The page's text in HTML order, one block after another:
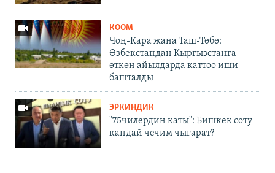
КООМ
Чоң-Кара жана Таш-Төбө:
Өзбекстандан Кыргызстанга
өткөн айылдарда каттоо иши
башталды
ЭРКИНДИК
"75чилердин каты": Бишкек соту
кандай чечим чыгарат?